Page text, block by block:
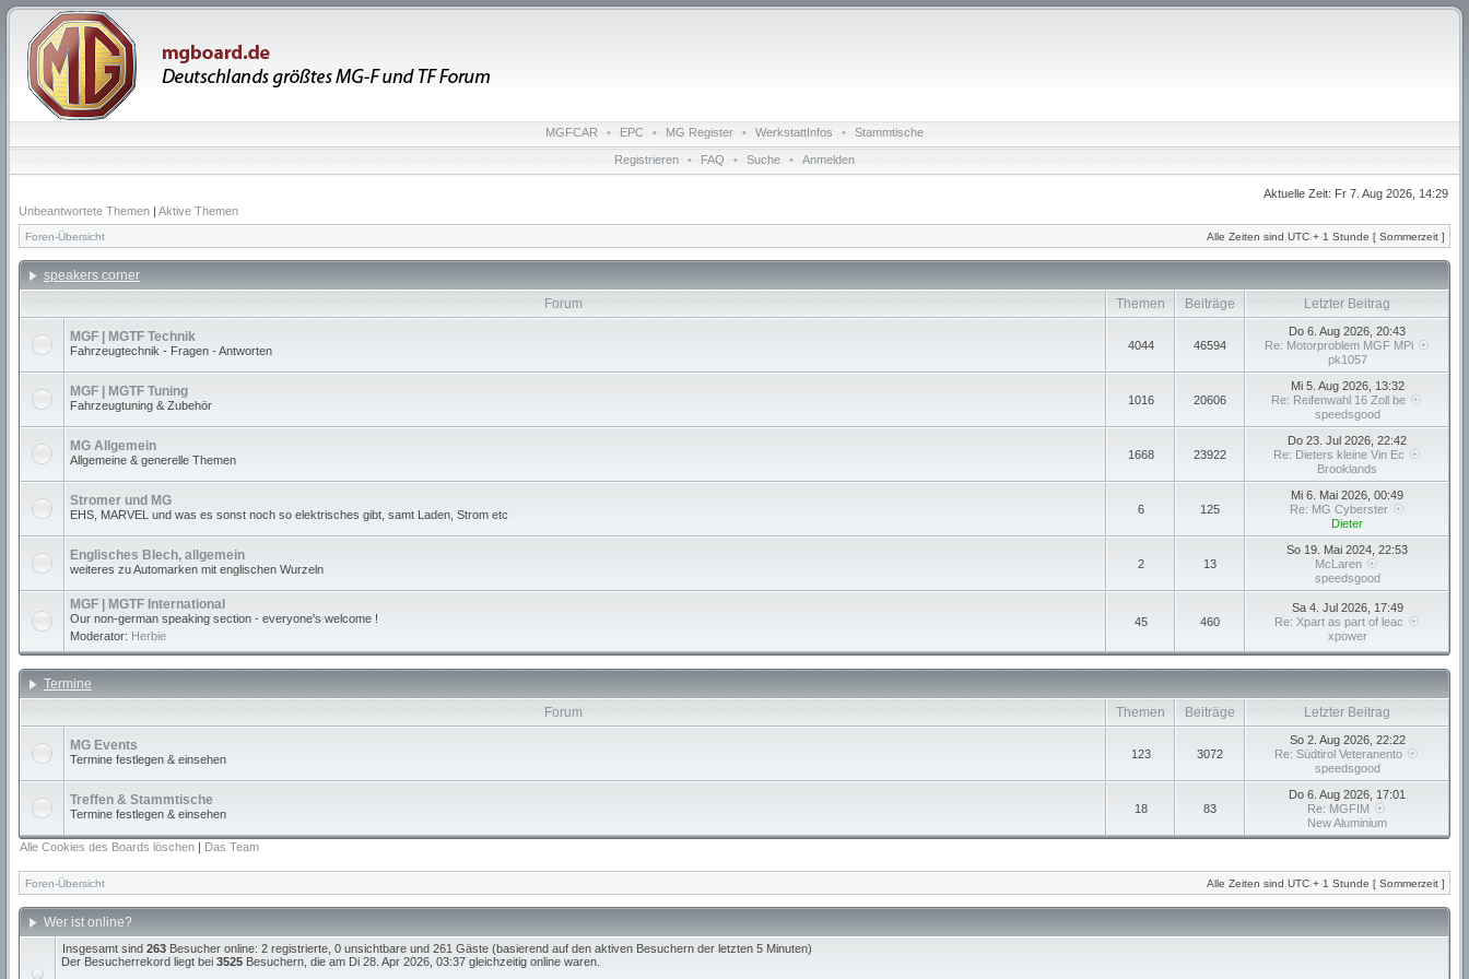
MGFCAR • EPC • MG Register • WerkstattInfos • Stammtische
Registrieren • FAQ • Suche • Anmelden
Aktuelle Zeit: Fr 7. Aug 2026, 14:29
Unbeantwortete Themen | Aktive Themen
Foren-Übersicht Alle Zeiten sind UTC + 1 Stunde [ Sommerzeit ]
speakers corner
Forum
Themen Beiträge Letzter Beitrag
MGF | MGTF Technik
Fahrzeugtechnik - Fragen - Antworten 4044 46594
Do 6. Aug 2026, 20:43
Re: Motorproblem MGF MPi
pk1057
MGF | MGTF Tuning
Fahrzeugtuning & Zubehör 1016 20606
Mi 5. Aug 2026, 13:32
Re: Reifenwahl 16 Zoll be
speedsgood
MG Allgemein
Allgemeine & generelle Themen 1668 23922
Do 23. Jul 2026, 22:42
Re: Dieters kleine Vin Ec
Brooklands
Stromer und MG
EHS, MARVEL und was es sonst noch so elektrisches gibt, samt Laden, Strom etc 6 125
Mi 6. Mai 2026, 00:49
Re: MG Cyberster
Dieter
Englisches Blech, allgemein
weiteres zu Automarken mit englischen Wurzeln 2 13
So 19. Mai 2024, 22:53
McLaren
speedsgood
MGF | MGTF International
Our non-german speaking section - everyone's welcome !
Moderator: Herbie
45 460
Sa 4. Jul 2026, 17:49
Re: Xpart as part of leac
xpower
Termine
Forum
Themen Beiträge Letzter Beitrag
MG Events
Termine festlegen & einsehen 123 3072
So 2. Aug 2026, 22:22
Re: Südtirol Veteranento
speedsgood
Treffen & Stammtische
Termine festlegen & einsehen 18 83
Do 6. Aug 2026, 17:01
Re: MGFIM
New Aluminium
Alle Cookies des Boards löschen | Das Team
Foren-Übersicht Alle Zeiten sind UTC + 1 Stunde [ Sommerzeit ]
Wer ist online?
Insgesamt sind 263 Besucher online: 2 registrierte, 0 unsichtbare und 261 Gäste (basierend auf den aktiven Besuchern der letzten 5 Minuten)
Der Besucherrekord liegt bei 3525 Besuchern, die am Di 28. Apr 2026, 03:37 gleichzeitig online waren.